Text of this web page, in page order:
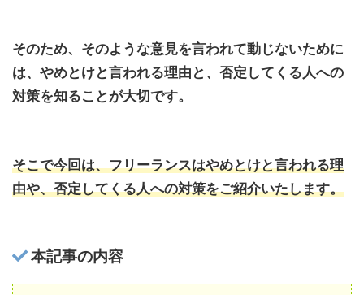
そのため、そのような意見を言われて動じないために
は、やめとけと言われる理由と、否定してくる人への
対策を知ることが大切です。
そこで今回は、フリーランスはやめとけと言われる理
由や、否定してくる人への対策をご紹介いたします。
本記事の内容